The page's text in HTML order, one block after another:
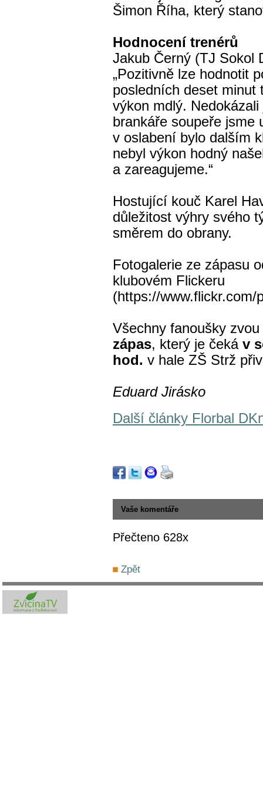
Šimon Říha, který
Hodnocení trenérů
Jakub Černý (TJ Sokol
„Pozitivně lze hodnotit
posledních deset minut
výkon mdlý.
brankáře soupeře jsme
v oslabení bylo dalším
nebyl výkon hodný
a zareagujeme.“
Hostující kouč Karel
důležitost výhry svého
směrem do obrany.
Fotogalerie ze zápasu
klubovém Flickeru
(https://www.flickr.com/
Všechny fanoušky
zápas, který je čeká v
hod. v hale ZŠ Strž
Eduard Jirásko
Další články Florbal
Vaše komentáře
Přečteno 628x
Zpět